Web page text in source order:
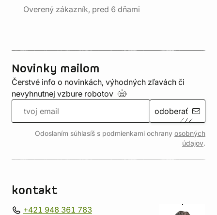
Overený zákazník, pred 6 dňami
Novinky mailom
Čerstvé info o novinkách, výhodných zľavách či
nevyhnutnej vzbure robotov
odoberať
Odoslaním súhlasíš s podmienkami ochrany osobných
údajov.
kontakt
+421 948 361 783